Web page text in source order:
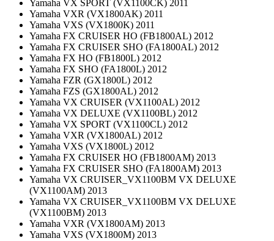
Yamaha VX SPORT (VX1100CK) 2011
Yamaha VXR (VX1800AK) 2011
Yamaha VXS (VX1800K) 2011
Yamaha FX CRUISER HO (FB1800AL) 2012
Yamaha FX CRUISER SHO (FA1800AL) 2012
Yamaha FX HO (FB1800L) 2012
Yamaha FX SHO (FA1800L) 2012
Yamaha FZR (GX1800L) 2012
Yamaha FZS (GX1800AL) 2012
Yamaha VX CRUISER (VX1100AL) 2012
Yamaha VX DELUXE (VX1100BL) 2012
Yamaha VX SPORT (VX1100CL) 2012
Yamaha VXR (VX1800AL) 2012
Yamaha VXS (VX1800L) 2012
Yamaha FX CRUISER HO (FB1800AM) 2013
Yamaha FX CRUISER SHO (FA1800AM) 2013
Yamaha VX CRUISER_VX1100BM VX DELUXE
(VX1100AM) 2013
Yamaha VX CRUISER_VX1100BM VX DELUXE
(VX1100BM) 2013
Yamaha VXR (VX1800AM) 2013
Yamaha VXS (VX1800M) 2013